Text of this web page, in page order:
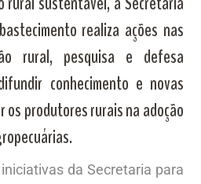
realiza ações nas
rural, pesquisa e defesa
conhecimento e novas
os produtores rurais na adoção
da Secretaria para